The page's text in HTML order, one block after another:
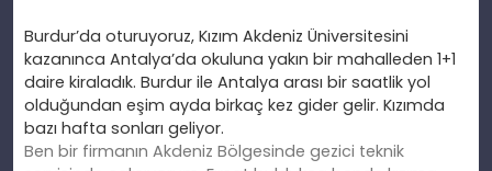
Burdur’da oturuyoruz, Kızım Akdeniz Üniversitesini
kazanınca Antalya’da okuluna yakın bir mahalleden 1+1
daire kiraladık. Burdur ile Antalya arası bir saatlik yol
olduğundan eşim ayda birkaç kez gider gelir. Kızımda
bazı hafta sonları geliyor.
Ben bir firmanın Akdeniz Bölgesinde gezici teknik